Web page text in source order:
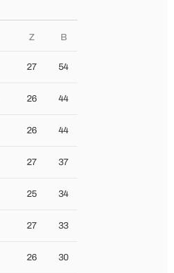
Z B
27 54
26 44
26 44
27 37
25 34
27 33
26 30